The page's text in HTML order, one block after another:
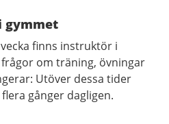
gymmet
finns instruktör i
om träning, övningar
Utöver dessa tider
gånger dagligen.